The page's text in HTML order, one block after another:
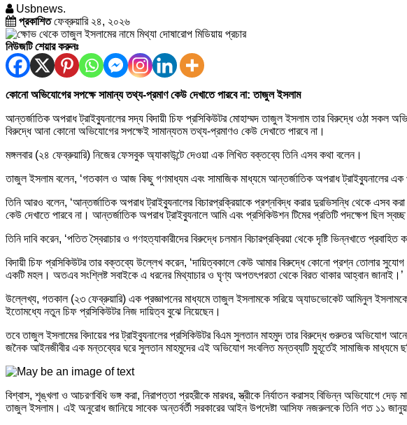
Usbnews.
প্রকাশিতফেব্রুয়ারি ২৪, ২০২৬
নিউজটি শেয়ার করুনঃ
কোনো অভিযোগের সপক্ষে সামান্য তথ্য-প্রমাণ কেউ দেখাতে পারবে না: তাজুল ইসলাম
আন্তর্জাতিক অপরাধ ট্রাইব্যুনালের সদ্য বিদায়ী চিফ প্রসিকিউটর মোহাম্মদ তাজুল ইসলাম তার বিরুদ্ধে ওঠা সকল
বিরুদ্ধে আনা কোনো অভিযোগের সপক্ষেই সামান্যতম তথ্য-প্রমাণও কেউ দেখাতে পারবে না।
মঙ্গলবার (২৪ ফেব্রুয়ারি) নিজের ফেসবুক অ্যাকাউন্টে দেওয়া এক লিখিত বক্তব্যে তিনি এসব কথা বলেন।
তাজুল ইসলাম বলেন, ‘গতকাল ও আজ কিছু গণমাধ্যম এবং সামাজিক মাধ্যমে আন্তর্জাতিক অপরাধ ট্রাইব্যুনালের
তিনি আরও বলেন, ‘আন্তর্জাতিক অপরাধ ট্রাইব্যুনালের বিচারপ্রক্রিয়াকে প্রশ্নবিদ্ধ করার দুরভিসন্ধি থেকে
কেউ দেখাতে পারবে না। আন্তর্জাতিক অপরাধ ট্রাইব্যুনালে আমি এবং প্রসিকিউশন টিমের প্রতিটি পদক্ষেপ ছিল
তিনি দাবি করেন, ‘পতিত স্বৈরাচার ও গণহত্যাকারীদের বিরুদ্ধে চলমান বিচারপ্রক্রিয়া থেকে দৃষ্টি ভিন্নখাতে
বিদায়ী চিফ প্রসিকিউটর তার বক্তব্যে উল্লেখ করেন, ‘দায়িত্বকালে কেউ আমার বিরুদ্ধে কোনো প্রশ্ন তোলার সুযোগ
একটি মহল। অতএব সংশ্লিষ্ট সবাইকে এ ধরনের মিথ্যাচার ও ঘৃণ্য অপতৎপরতা থেকে বিরত থাকার আহ্বান জানাই।’
উল্লেখ্য, গতকাল (২৩ ফেব্রুয়ারি) এক প্রজ্ঞাপনের মাধ্যমে তাজুল ইসলামকে সরিয়ে অ্যাডভোকেট আমিনুল
ইতোমধ্যে নতুন চিফ প্রসিকিউটর নিজ দায়িত্ব বুঝে নিয়েছেন।
তবে তাজুল ইসলামের বিদায়ের পর ট্রাইব্যুনালের প্রসিকিউটর বিএম সুলতান মাহমুদ তার বিরুদ্ধে গুরুতর অভিযোগ
জনৈক আইনজীবীর এক মন্তব্যের ঘরে সুলতান মাহমুদের এই অভিযোগ সংবলিত মন্তব্যটি মুহূর্তেই সামাজিক মাধ্যমে
বিশ্বাস, শৃঙ্খলা ও আচরণবিধি ভঙ্গ করা, নিরাপত্তা প্রহরীকে মারধর, স্ত্রীকে নির্যাতন করাসহ বিভিন্ন অভিযোগে
তাজুল ইসলাম। এই অনুরোধ জানিয়ে সাবেক অন্তর্বর্তী সরকারের আইন উপদেষ্টা আসিফ নজরুলকে তিনি গত ১১